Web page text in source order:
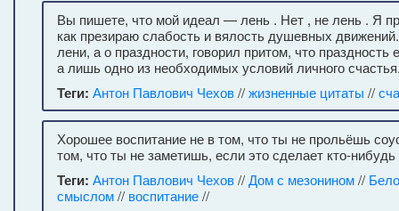
Вы пишете, что мой идеал — лень . Нет , не лень . Я
как презираю слабость и вялость душевных
лени, а о праздности, говорил притом, что праздность
а лишь одно из необходимых условий личного
Теги: Антон Павлович Чехов//жизненные цитаты //
Хорошее воспитание не в том, что ты не прольёшь
том, что ты не заметишь, если это сделает кто-нибудь
Теги: Антон Павлович Чехов//Дом с мезонином//
смыслом// воспитание//